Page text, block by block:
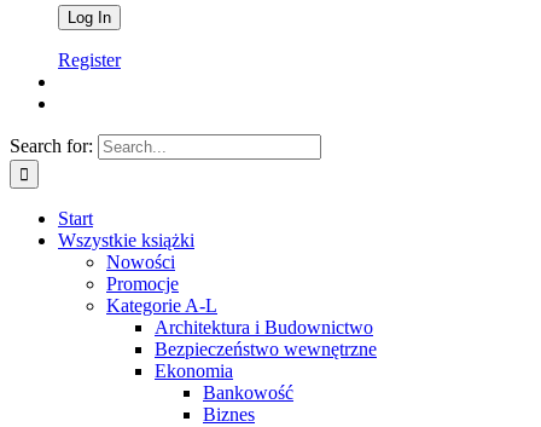
Register
Search for:
Start
Wszystkie książki
Nowości
Promocje
Kategorie A-L
Architektura i Budownictwo
Bezpieczeństwo wewnętrzne
Ekonomia
Bankowość
Biznes